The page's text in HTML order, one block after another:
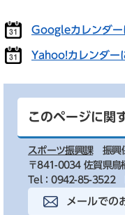
Googleカレンダー
Yahoo!カレンダー
このページに関
スポーツ振興課
振興
〒841-0034 佐賀県鳥
Tel：0942-85-3522
メールでの